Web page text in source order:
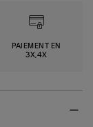
PAIEMENT EN
3X,4X